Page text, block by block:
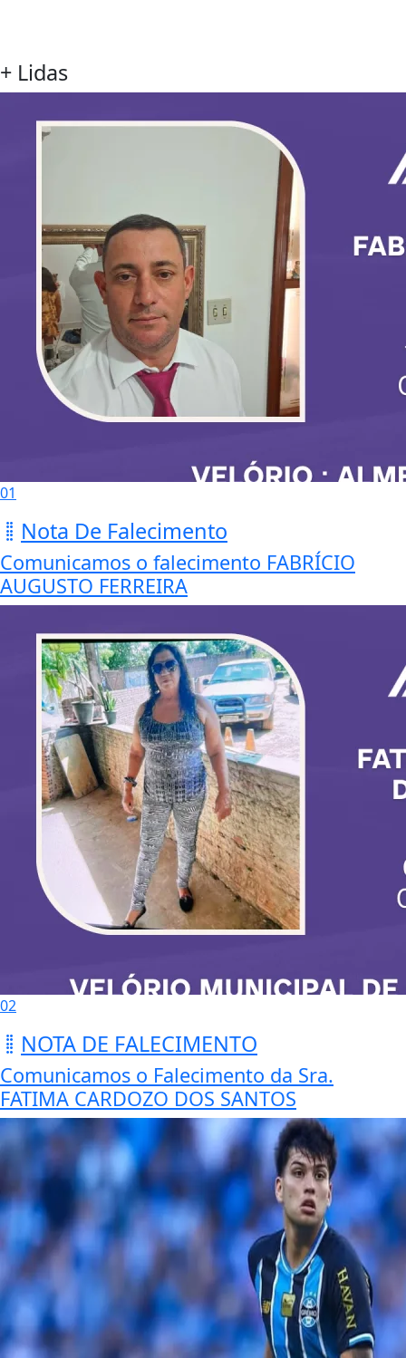
+ Lidas
01
Nota De Falecimento
Comunicamos o falecimento FABRÍCIO
AUGUSTO FERREIRA
02
NOTA DE FALECIMENTO
Comunicamos o Falecimento da Sra.
FATIMA CARDOZO DOS SANTOS